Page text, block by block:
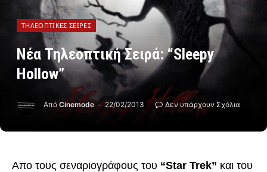
ΤΗΛΕΟΠΤΙΚΈΣ ΣΕΙΡΈΣ
Νέα Τηλεοπτική Σειρά: “Sleepy
Hollow”
Από Cinemode 22/02/2013 Δεν υπάρχουν Σχόλια
Απο τους σεναριογράφους του “Star Trek” και του